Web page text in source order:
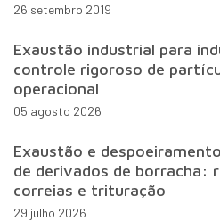
26 setembro 2019
Exaustão industrial para
controle rigoroso de
operacional
05 agosto 2026
Exaustão e
de derivados de borracha:
correias e trituração
29 julho 2026